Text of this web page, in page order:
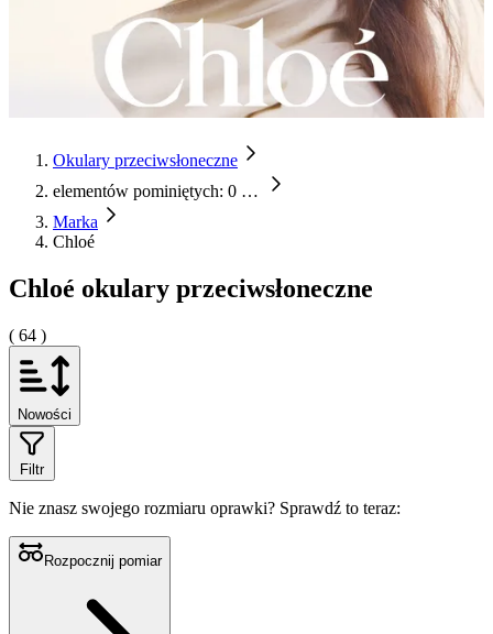
Okulary przeciwsłoneczne
elementów pominiętych: 0 …
Marka
Chloé
Chloé okulary przeciwsłoneczne
( 64 )
Nowości
Filtr
Nie znasz swojego rozmiaru oprawki? Sprawdź to teraz:
Rozpocznij pomiar